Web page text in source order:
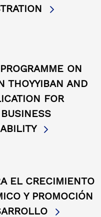
ON
THOYYIBAN AND
FOR
EL CRECIMIENTO
Y PROMOCIÓN